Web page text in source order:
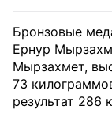
Бронзовые
Ернур
Мырзахмет,
73
результат 286